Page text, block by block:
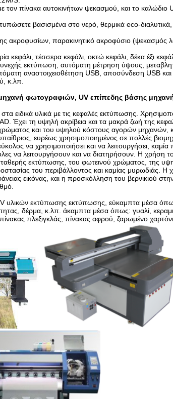
τον πίνακα αυτοκινήτων ψεκασμού, και το καλώδιο
βασισμένα στο νερό, θερμικά eco-διαλυτικά,
ακροφυσίων, παρακινητικό ακροφύσιο (ψεκασμός
κεφάλι, τέσσερα κεφάλι, οκτώ κεφάλι, δέκα έξι
εκτύπωση, αυτόματη μέτρηση ύψους,
αναστοιχειοθέτηση USB, αποσύνδεση USB
κ.λπ.
φωτογραφιών, UV επίπεδης βάσης
υλικά με τις κεφαλές εκτύπωσης.
Έχει τη υψηλή ακρίβεια και τα μακρά ζωή της
και του υψηλού κόστους αγορών μηχανών,
ευρέως χρησιμοποιημένος σε πολλές
να χρησιμοποιήσει και να λειτουργήσει,
να λειτουργήσουν και να διατηρήσουν. Η χρήση
εκτύπωσης, του φωτεινού χρώματος, της
του περιβάλλοντος και καμίας μυρωδιάς. Η
εικόνας, και η προσκόλληση του βερνικιού
υλικών εκτύπωσης εκτύπωσης, εύκαμπτα μέσα
δέρμα, κ.λπ. άκαμπτα μέσα όπως: γυαλί,
πλεξιγκλάς, πίνακας αφρού, ζαρωμένο